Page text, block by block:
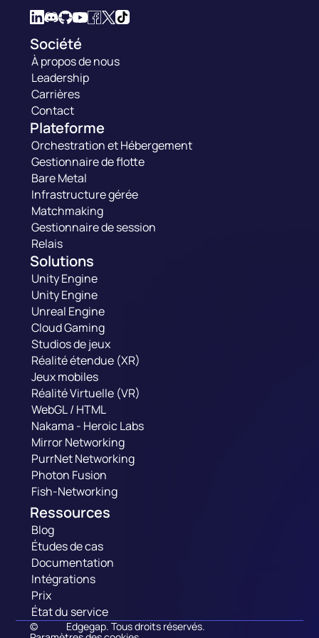
Société
À propos de nous
Leadership
Carrières
Contact
Plateforme
Orchestration et Hébergement
Gestionnaire de flotte
Bare Metal
Infrastructure gérée
Matchmaking
Gestionnaire de session
Relais
Solutions
Unity Engine
Unity Engine
Unreal Engine
Cloud Gaming
Studios de jeux
Réalité étendue (XR)
Jeux mobiles
Réalité Virtuelle (VR)
WebGL / HTML
Nakama - Heroic Labs
Mirror Networking
PurrNet Networking
Photon Fusion
Fish-Networking
Ressources
Blog
Études de cas
Documentation
Intégrations
Prix
État du service
© Edgegap. Tous droits réservés.